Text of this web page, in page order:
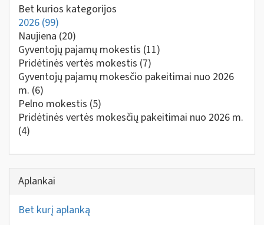
Bet kurios kategorijos
2026 (99)
Naujiena (20)
Gyventojų pajamų mokestis (11)
Pridėtinės vertės mokestis (7)
Gyventojų pajamų mokesčio pakeitimai nuo 2026
m. (6)
Pelno mokestis (5)
Pridėtinės vertės mokesčių pakeitimai nuo 2026 m.
(4)
Aplankai
Bet kurį aplanką